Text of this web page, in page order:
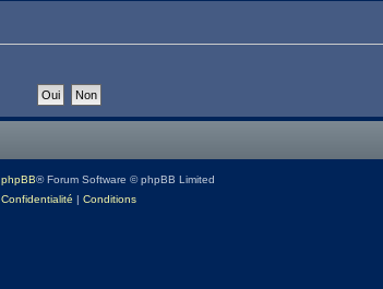
phpBB® Forum Software © phpBB Limited
Confidentialité | Conditions